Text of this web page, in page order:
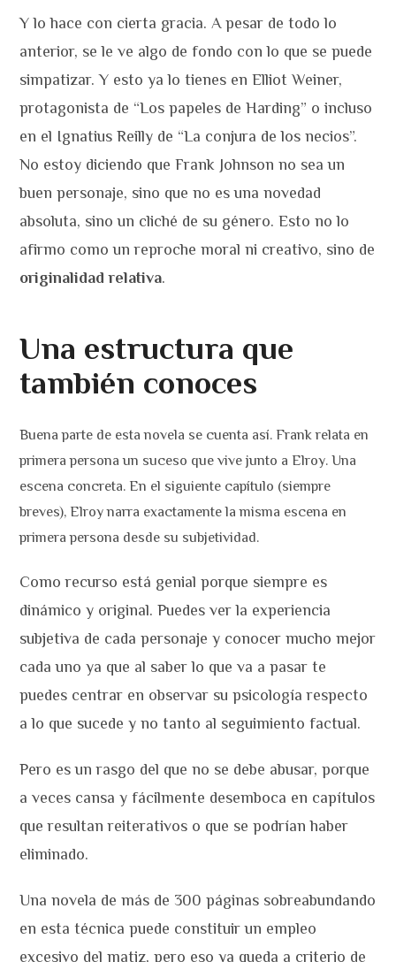
Y lo hace con cierta gracia. A pesar de todo lo
anterior, se le ve algo de fondo con lo que se puede
simpatizar. Y esto ya lo tienes en Elliot Weiner,
protagonista de “Los papeles de Harding” o incluso
en el Ignatius Reilly de “La conjura de los necios”.
No estoy diciendo que Frank Johnson no sea un
buen personaje, sino que no es una novedad
absoluta, sino un cliché de su género. Esto no lo
afirmo como un reproche moral ni creativo, sino de
originalidad relativa.
Una estructura que
también conoces
Buena parte de esta novela se cuenta así. Frank relata en
primera persona un suceso que vive junto a Elroy. Una
escena concreta. En el siguiente capítulo (siempre
breves), Elroy narra exactamente la misma escena en
primera persona desde su subjetividad.
Como recurso está genial porque siempre es
dinámico y original. Puedes ver la experiencia
subjetiva de cada personaje y conocer mucho mejor
cada uno ya que al saber lo que va a pasar te
puedes centrar en observar su psicología respecto
a lo que sucede y no tanto al seguimiento factual.
Pero es un rasgo del que no se debe abusar, porque
a veces cansa y fácilmente desemboca en capítulos
que resultan reiterativos o que se podrían haber
eliminado.
Una novela de más de 300 páginas sobreabundando
en esta técnica puede constituir un empleo
excesivo del matiz, pero eso ya queda a criterio de